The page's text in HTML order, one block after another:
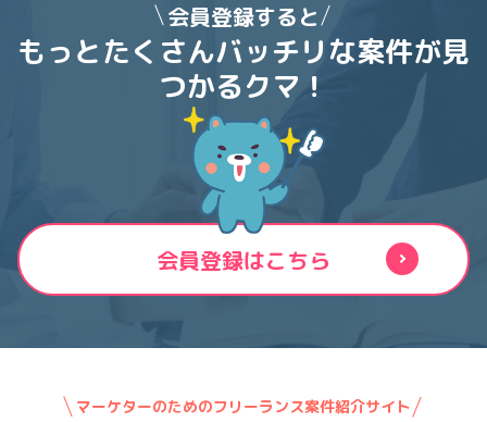
会員登録すると
もっとたくさんバッチリな案件が見
つかるクマ！
会員登録はこちら
マーケターのためのフリーランス案件紹介サイト